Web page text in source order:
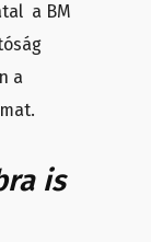
a BM
a
is